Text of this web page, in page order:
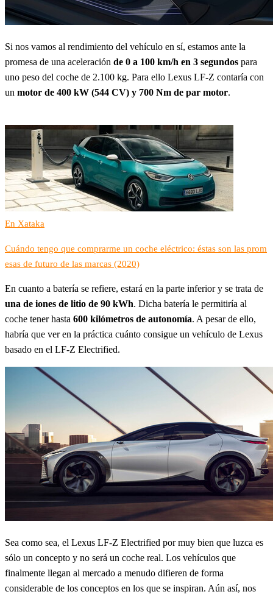
Si nos vamos al rendimiento del vehículo en sí, estamos ante la
promesa de una aceleración de 0 a 100 km/h en 3 segundos para
uno peso del coche de 2.100 kg. Para ello Lexus LF-Z contaría con
un motor de 400 kW (544 CV) y 700 Nm de par motor.
En Xataka
Cuándo tengo que comprarme un coche eléctrico: éstas son las prom
esas de futuro de las marcas (2020)
En cuanto a batería se refiere, estará en la parte inferior y se trata de
una de iones de litio de 90 kWh. Dicha batería le permitiría al
coche tener hasta 600 kilómetros de autonomía. A pesar de ello,
habría que ver en la práctica cuánto consigue un vehículo de Lexus
basado en el LF-Z Electrified.
Sea como sea, el Lexus LF-Z Electrified por muy bien que luzca es
sólo un concepto y no será un coche real. Los vehículos que
finalmente llegan al mercado a menudo difieren de forma
considerable de los conceptos en los que se inspiran. Aún así, nos